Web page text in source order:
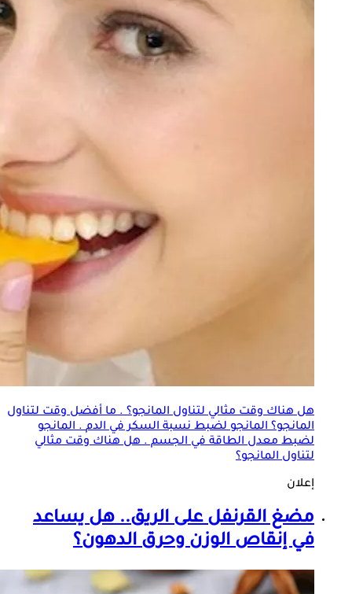
هل هناك وقت مثالي لتناول المانجو؟ . ما أفضل وقت لتناول
المانجو؟ المانجو لضبط نسبةالسكر في الدم. المانجو
لضبط معدل الطاقة في الجسم . هل هناك وقت مثالي
لتناول المانجو؟
إعلان
مضغ القرنفل على الريق.. هل يساعد
في إنقاص الوزن وحرق الدهون؟